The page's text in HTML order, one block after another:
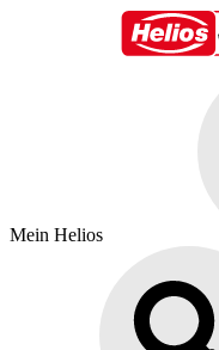
Mein Helios